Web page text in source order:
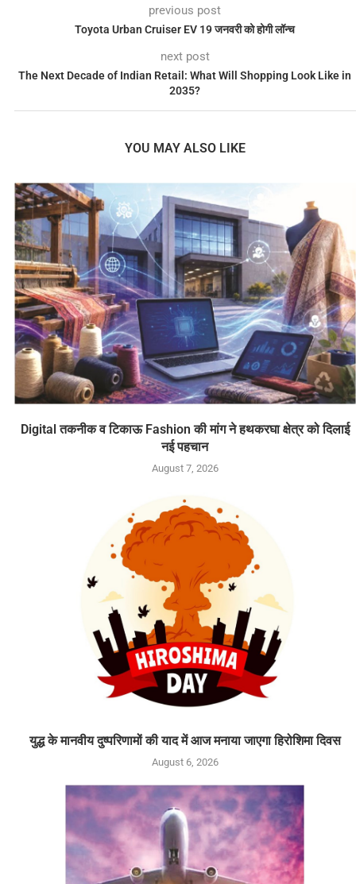
previous post
Toyota Urban Cruiser EV 19 जनवरी को होगी लॉन्च
next post
The Next Decade of Indian Retail: What Will Shopping Look Like in
2035?
YOU MAY ALSO LIKE
Digital तकनीक व टिकाऊ Fashion की मांग ने हथकरघा क्षेत्र को दिलाई
नई पहचान
August 7, 2026
युद्ध के मानवीय दुष्परिणामों की याद में आज मनाया जाएगा हिरोशिमा दिवस
August 6, 2026